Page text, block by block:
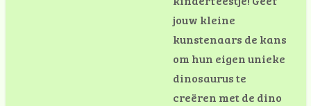
jouw kleine
kunstenaars de kans
om hun eigen unieke
dinosaurus te
creëren met de dino